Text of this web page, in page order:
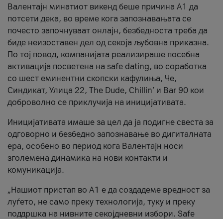
Валентајн минатиот викенд беше причина А1 да
потсети дека, во време кога запознавањата се
почесто започнуваат онлајн, безбедноста треба да
биде неизоставен дел од секоја љубовна приказна.
По тој повод, компанијата реализираше посебна
активација посветена на safe dating, во соработка
со шест еминентни скопски кафулиња, Че,
Синдикат, Улица 22, The Dude, Chillin’ и Bar 90 кои
доброволно се приклучија на иницијативата.
Иницијативата имаше за цел да ја подигне свеста за
одговорно и безбедно запознавање во дигиталната
ера, особено во период кога Валентајн носи
зголемена динамика на нови контакти и
комуникација.
„Нашиот пристап во А1 е да создадеме вредност за
луѓето, не само преку технологија, туку и преку
поддршка на нивните секојдневни избори. Safe